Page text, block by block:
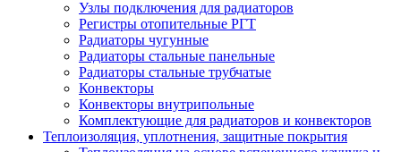
Узлы подключения для радиаторов
Регистры отопительные РГТ
Радиаторы чугунные
Радиаторы стальные панельные
Радиаторы стальные трубчатые
Конвекторы
Конвекторы внутрипольные
Комплектующие для радиаторов и конвекторов
Теплоизоляция, уплотнения, защитные покрытия